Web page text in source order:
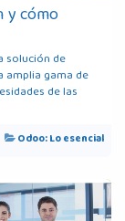
y cómo
solución de
gama de
de las
Odoo: Lo esencial